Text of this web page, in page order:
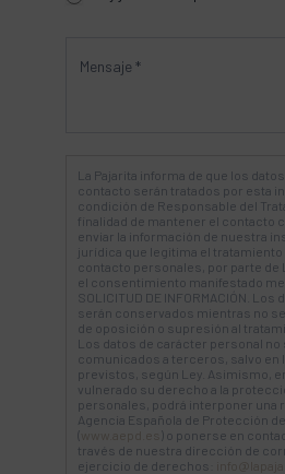
La Pajarita informa de que los
contacto serán tratados por esta
condición de Responsable del
finalidad de mantener el contacto
enviar la información de nuestra
jurídica que legitima el tratamiento
contacto personales, por parte de
el consentimiento manifestado
SOLICITUD DE INFORMACIÓN.
serán conservados mientras no
de oposición o supresión al
Los datos de carácter personal no
comunicados a terceros, salvo en
previstos, según Ley. Asimismo,
vulnerado su derecho a la
personales, podrá interponer una
Agencia Española de Protección
(
) o ponerse en
través de nuestra dirección de
ejercicio de derechos: